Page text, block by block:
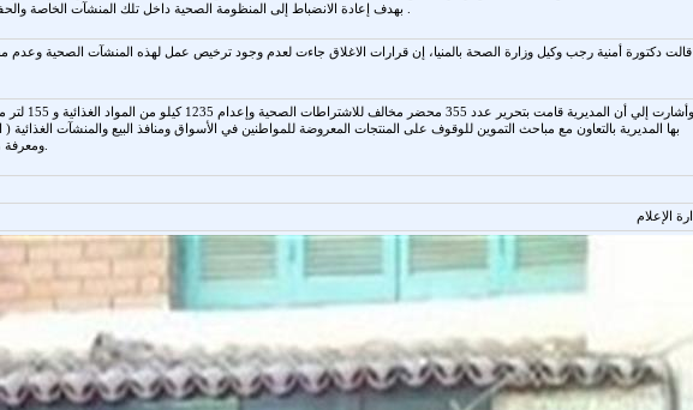
قالت دكتورة أمنية رجب وكيل وزارة الصحة بالمنيا، إن قرارات الاغلاق جاءت لعدم وجود ترخيص عمل لهذه المنشآت الصحية وعدم
وأشارت إلي أن
بها المديرية بالتعاون مع مباحث التموين للوقوف على المنتجات المعروضة للمواطنين في الأسواق ومنافذ البيع والمنشآت الغذائية (